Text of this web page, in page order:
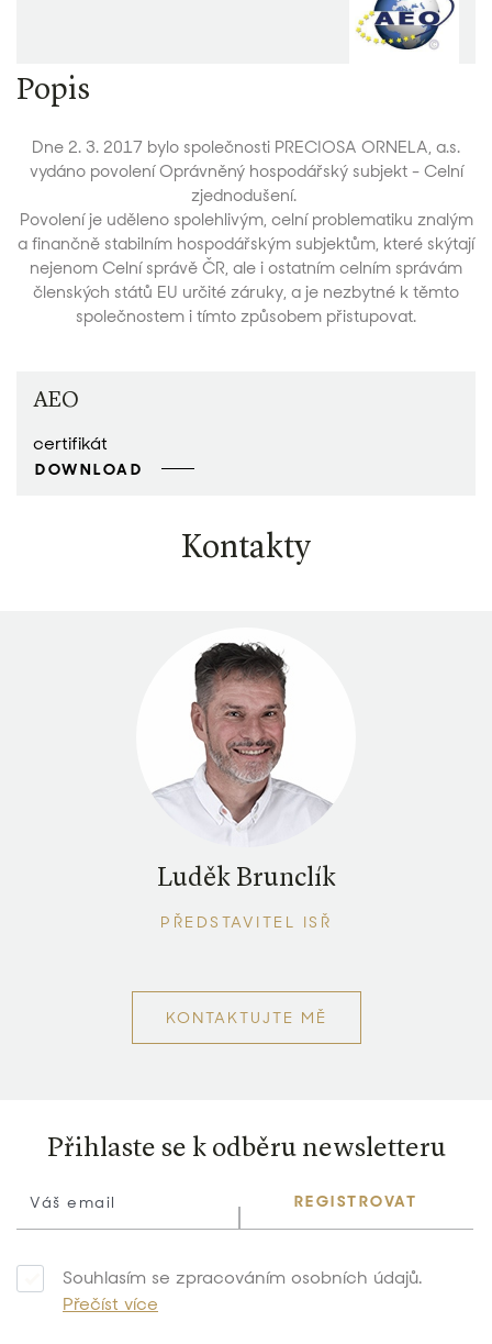
Popis
Dne 2. 3. 2017 bylo společnosti PRECIOSA ORNELA, a.s.
vydáno povolení Oprávněný hospodářský subjekt - Celní
zjednodušení.
Povolení je uděleno spolehlivým, celní problematiku znalým
a finančně stabilním hospodářským subjektům, které skýtají
nejenom Celní správě ČR, ale i ostatním celním správám
členských států EU určité záruky, a je nezbytné k těmto
společnostem i tímto způsobem přistupovat.
AEO
certifikát
DOWNLOAD
Kontakty
Luděk Brunclík
PŘEDSTAVITEL ISŘ
KONTAKTUJTE MĚ
Přihlaste se k odběru newsletteru
REGISTROVAT
Souhlasím se zpracováním osobních údajů.
Přečíst více